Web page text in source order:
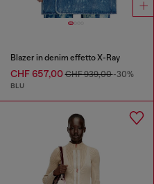
Blazer in denim effetto X-Ray
CHF 657,00CHF 939,00-30%
BLU